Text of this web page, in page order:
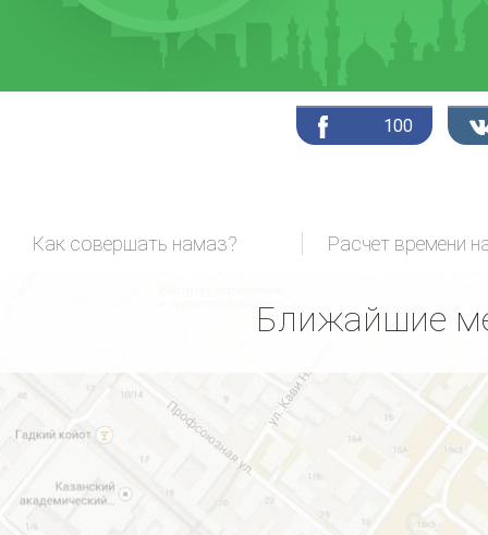
100
Как совершать намаз? Расчет времени
Ближайшие